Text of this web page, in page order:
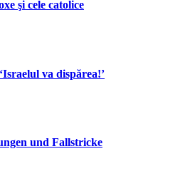
şi cele catolice
va dispărea!’
und Fallstricke